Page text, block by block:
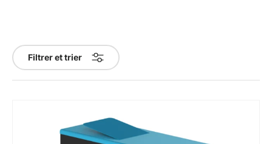
Filtrer et trier